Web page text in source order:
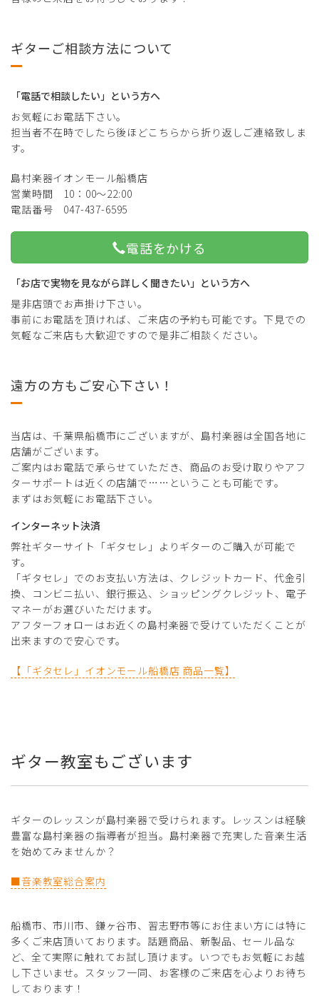
ギターご相談方法について
「電話で相談したい」という方へ
お気軽にお電話下さい。
担当者不在時でしたら後ほどこちらから折り返しご連絡致しま
す。
島村楽器イオンモール船橋店
営業時間 10：00～22:00
電話番号 047-437-6595
電話をかける
「お店で実物を見ながら詳しく聞きたい」という方へ
是非店頭でお声掛け下さい。
事前にお電話を頂ければ、ご来店の予約も可能です。下見での
気軽なご来店も大歓迎ですので是非ご相談ください。
遠方の方もご安心下さい！
当店は、千葉県船橋市にございますが、島村楽器は全国各地に
店舗がございます。
ご案内はお電話で承らせていただき、商品のお受け取りやアフ
ターサポートは近くの店舗で……ということも可能です。
まずはお気軽にお電話下さい。
インターネット決済
弊社ギターサイト「ギタセレ」よりギターのご購入が可能で
す。
「ギタセレ」でのお支払い方法は、クレジットカード、代金引
換、コンビニ払い、銀行振込、ショッピングクレジット、電子
マネーがお選びいただけます。
アフターフォローはお近くの島村楽器で受けていただくことが
出来ますので安心です。
【「ギタセレ」イオンモール船橋店 商品一覧】
ギター教室もございます
ギターのレッスンが島村楽器で受けられます。レッスンは経験
豊富な島村楽器の指導者が担当。島村楽器で充実した音楽生活
を始めてみませんか？
■音楽教室総合案内
船橋市、市川市、鎌ヶ谷市、習志野市等にお住まい方には特に
多くご来店頂いております。話題商品、新製品、セール品な
ど、全て実際に触れてお試し頂けます。いつでもお気軽にお越
し下さいませ。スタッフ一同、お客様のご来店を心よりお待ち
しております！